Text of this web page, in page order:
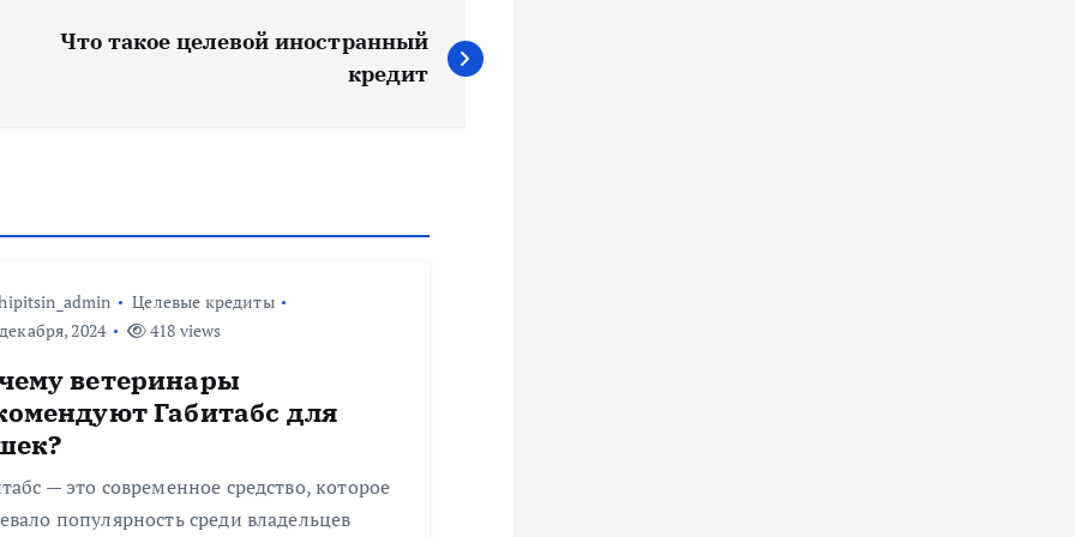
Что такое целевой иностранный
кредит
Целевые кредиты
2024
418 views
ветеринары
Габитабс для
— это современное средство, которое
популярность среди владельцев